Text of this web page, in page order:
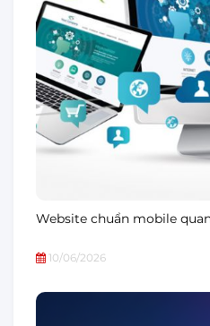
Website chuẩn mobile
10/06/2026